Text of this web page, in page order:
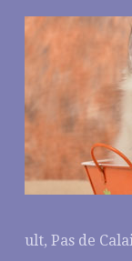
ult, Pas de